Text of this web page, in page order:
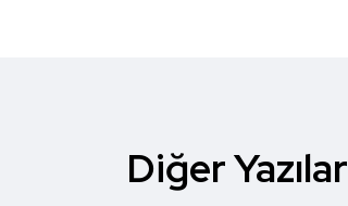
Diğer Yazılar